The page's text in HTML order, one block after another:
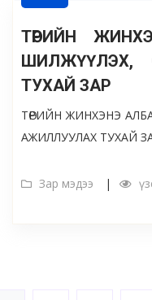
ТӨРИЙН
ШИЛЖҮҮЛЭХ,
ТУХАЙ ЗАР
ТӨРИЙН ЖИНХЭНЭ
АЖИЛЛУУЛАХ ТУХАЙ
Зар мэдээ